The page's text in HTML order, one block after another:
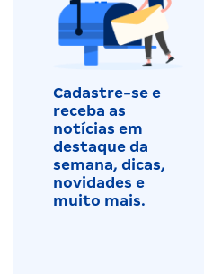
Cadastre-se e
receba as
notícias em
destaque da
semana, dicas,
novidades e
muito mais.